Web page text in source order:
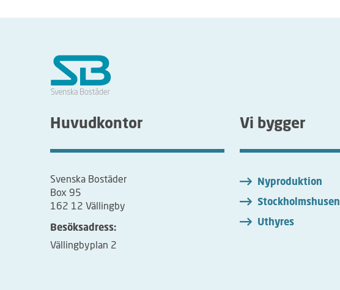
Huvudkontor
Svenska Bostäder
Box 95
162 12 Vällingby
Besöksadress:
Vällingbyplan 2
Vi bygger
Nyproduktion
Stockholmshusen
Uthyres